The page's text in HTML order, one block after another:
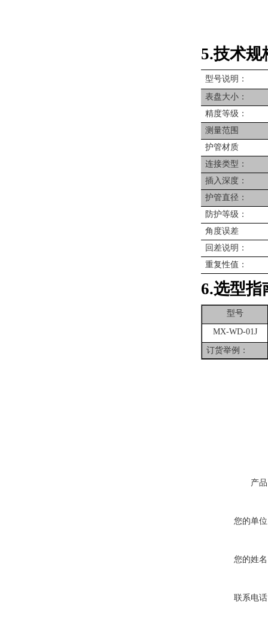
5.技术规
型号说明：
表盘大小：
精度等级：
测量范围
护管材质
连接类型：
插入深度：
护管直径：
防护等级：
角度误差
回差说明：
重复性值：
6.选型指
型号
MX-WD-01J
订货举例：
产
您的单
您的姓
联系电